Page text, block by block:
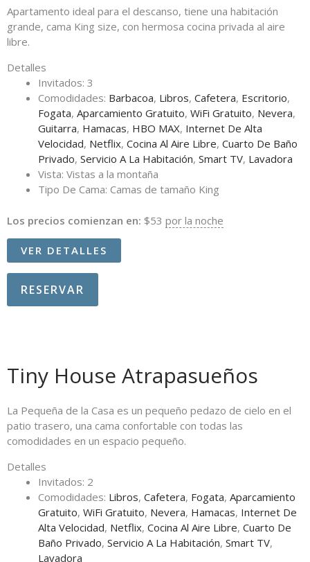
Apartamento ideal para el descanso, tiene una habitación
grande, cama King size, con hermosa cocina privada al aire
libre.
Detalles
Invitados: 3
Comodidades: Barbacoa, Libros, Cafetera, Escritorio,
Fogata, Aparcamiento Gratuito, WiFi Gratuito, Nevera,
Guitarra, Hamacas, HBO MAX, Internet De Alta
Velocidad, Netflix, Cocina Al Aire Libre, Cuarto De Baño
Privado, Servicio A La Habitación, Smart TV, Lavadora
Vista: Vistas a la montaña
Tipo De Cama: Camas de tamaño King
Los precios comienzan en: $53 por la noche
VER DETALLES
RESERVAR
Tiny House Atrapasueños
La Pequeña de la Casa es un pequeño pedazo de cielo en el
patio trasero, una cama confortable con todas las
comodidades en un espacio pequeño.
Detalles
Invitados: 2
Comodidades: Libros, Cafetera, Fogata, Aparcamiento
Gratuito, WiFi Gratuito, Nevera, Hamacas, Internet De
Alta Velocidad, Netflix, Cocina Al Aire Libre, Cuarto De
Baño Privado, Servicio A La Habitación, Smart TV,
Lavadora